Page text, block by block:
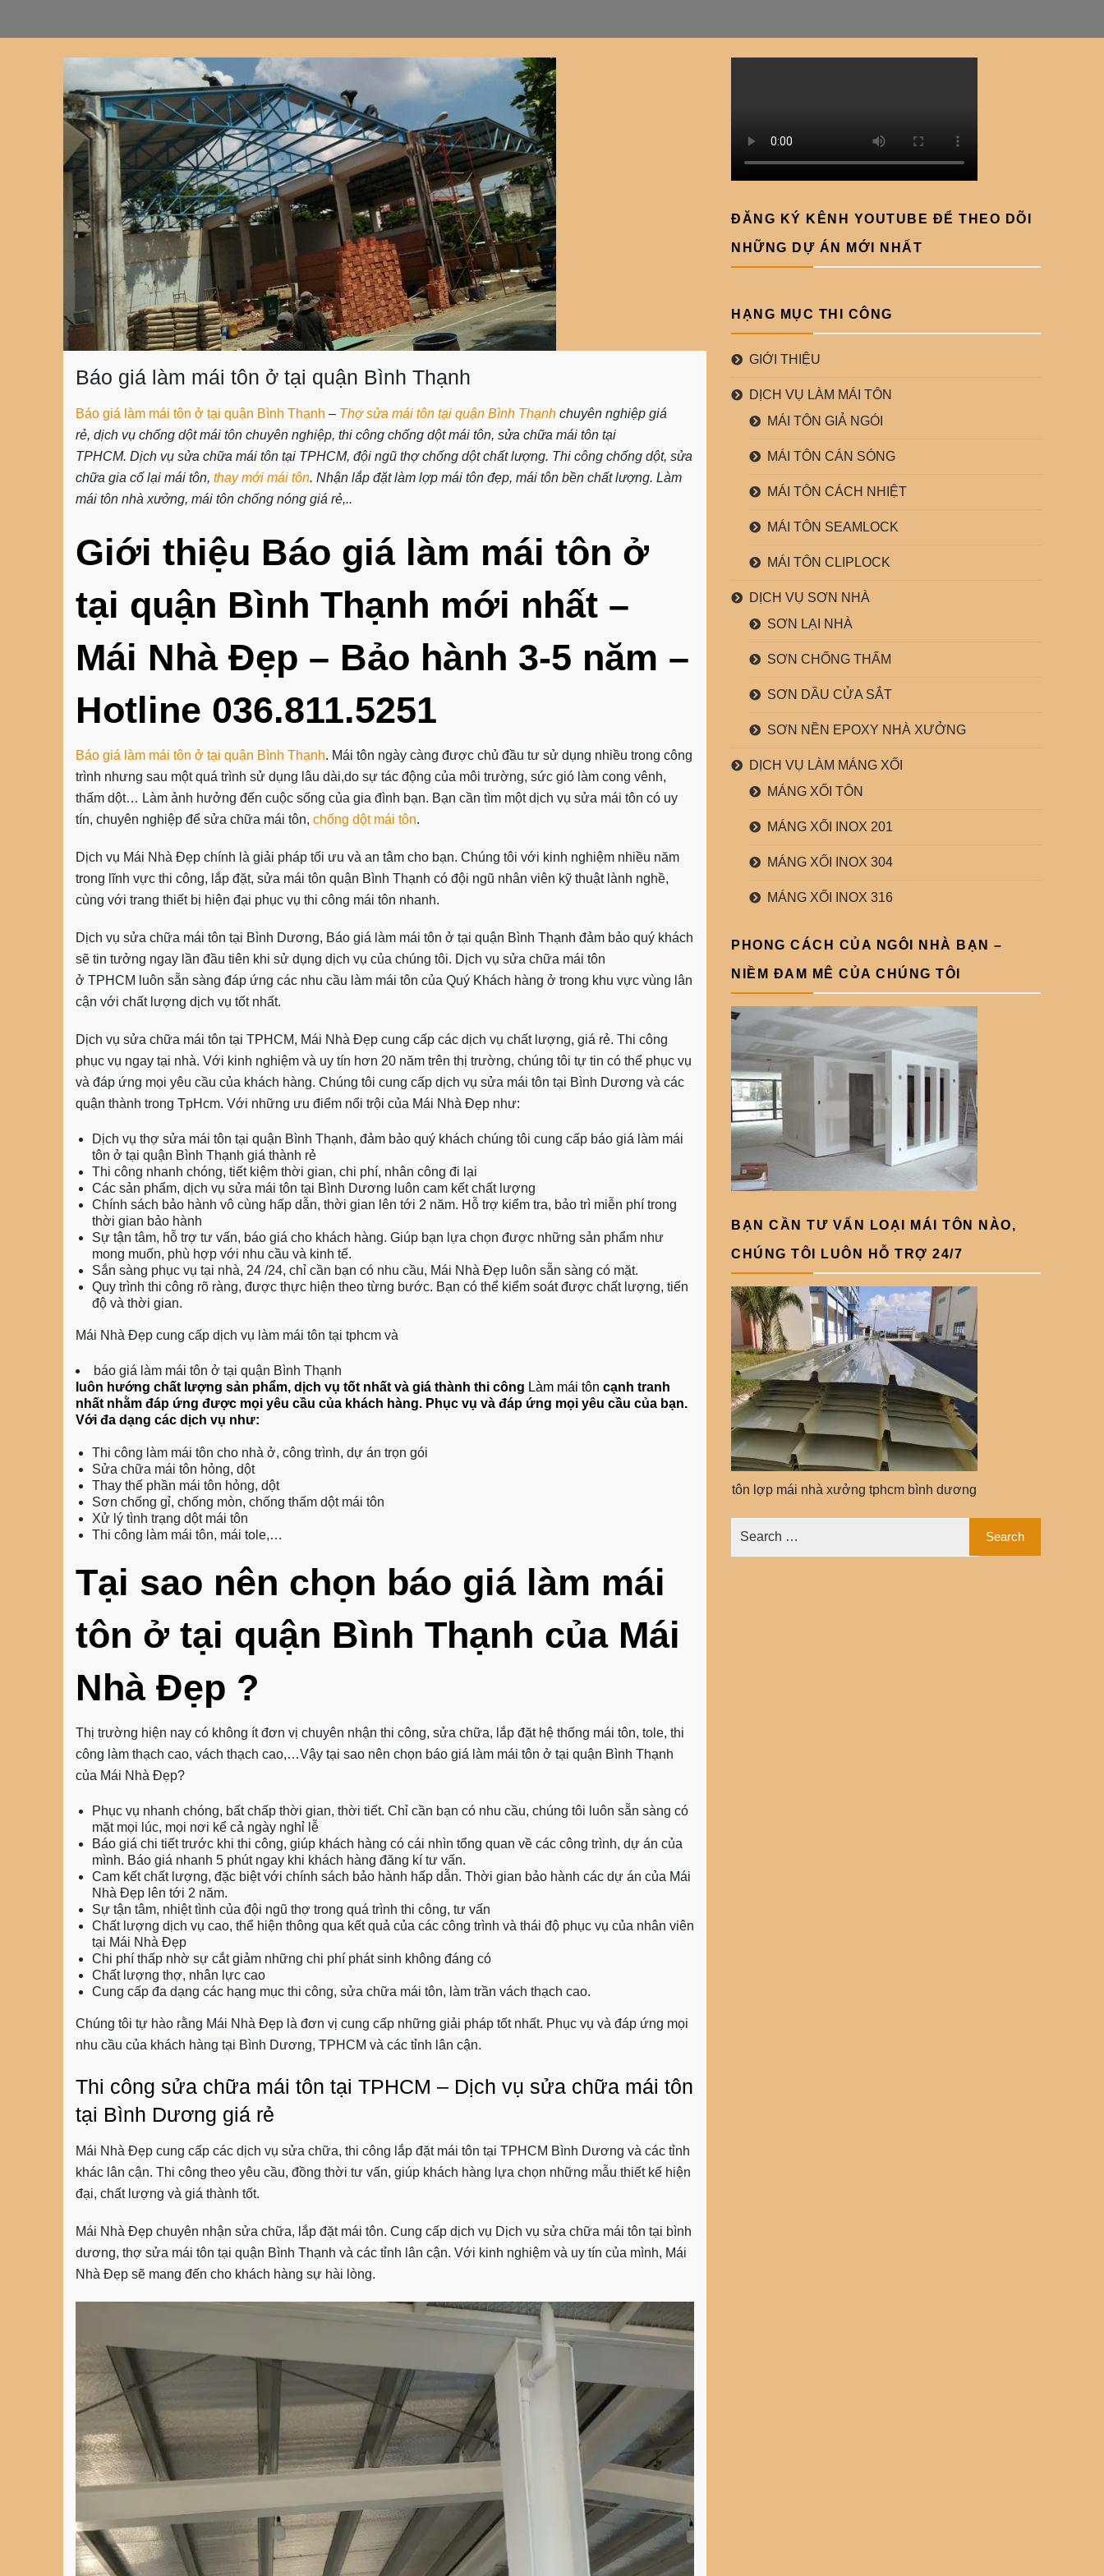
Báo giá làm mái tôn ở tại quận Bình Thạnh
Báo giá làm mái tôn ở tại quận Bình Thạnh – Thợ sửa mái tôn tại quận Bình Thạnh chuyên nghiệp giá
rẻ, dịch vụ chống dột mái tôn chuyên nghiệp, thi công chống dột mái tôn, sửa chữa mái tôn tại
TPHCM. Dịch vụ sửa chữa mái tôn tại TPHCM, đội ngũ thợ chống dột chất lượng. Thi công chống dột, sửa
chữa gia cố lại mái tôn, thay mới mái tôn. Nhận lắp đặt làm lợp mái tôn đẹp, mái tôn bền chất lượng. Làm
mái tôn nhà xưởng, mái tôn chống nóng giá rẻ,..
Giới thiệu Báo giá làm mái tôn ở
tại quận Bình Thạnh mới nhất –
Mái Nhà Đẹp – Bảo hành 3-5 năm –
Hotline 036.811.5251
Báo giá làm mái tôn ở tại quận Bình Thạnh. Mái tôn ngày càng được chủ đầu tư sử dụng nhiều trong công
trình nhưng sau một quá trình sử dụng lâu dài,do sự tác động của môi trường, sức gió làm cong vênh,
thấm dột… Làm ảnh hưởng đến cuộc sống của gia đình bạn. Bạn cần tìm một dịch vụ sửa mái tôn có uy
tín, chuyên nghiệp để sửa chữa mái tôn, chống dột mái tôn.
Dịch vụ Mái Nhà Đẹp chính là giải pháp tối ưu và an tâm cho bạn. Chúng tôi với kinh nghiệm nhiều năm
trong lĩnh vực thi công, lắp đặt, sửa mái tôn quận Bình Thạnh có đội ngũ nhân viên kỹ thuật lành nghề,
cùng với trang thiết bị hiện đại phục vụ thi công mái tôn nhanh.
Dịch vụ sửa chữa mái tôn tại Bình Dương, Báo giá làm mái tôn ở tại quận Bình Thạnh đảm bảo quý khách
sẽ tin tưởng ngay lần đầu tiên khi sử dụng dịch vụ của chúng tôi. Dịch vụ sửa chữa mái tôn
ở TPHCM
luôn sẵn sàng đáp ứng các nhu cầu làm mái tôn của Quý Khách hàng ở trong khu vực vùng lân
cận với chất lượng dịch vụ tốt nhất.
Dịch vụ sửa chữa mái tôn tại TPHCM, Mái Nhà Đẹp cung cấp các dịch vụ chất lượng, giá rẻ. Thi công
phục vụ ngay tại nhà. Với kinh nghiệm và uy tín hơn 20 năm trên thị trường, chúng tôi tự tin có thể phục vụ
và đáp ứng mọi yêu cầu của khách hàng. Chúng tôi cung cấp dịch vụ sửa mái tôn tại Bình Dương và các
quận thành trong TpHcm. Với những ưu điểm nổi trội của Mái Nhà Đẹp như:
Dịch vụ thợ sửa mái tôn tại quận Bình Thạnh, đảm bảo quý khách chúng tôi cung cấp báo giá làm mái
tôn ở tại quận Bình Thạnh giá thành rẻ
Thi công nhanh chóng, tiết kiệm thời gian, chi phí, nhân công đi lại
Các sản phẩm, dịch vụ sửa mái tôn tại Bình Dương luôn cam kết chất lượng
Chính sách bảo hành vô cùng hấp dẫn, thời gian lên tới 2 năm. Hỗ trợ kiểm tra, bảo trì miễn phí trong
thời gian bảo hành
Sự tận tâm, hỗ trợ tư vấn, báo giá cho khách hàng. Giúp bạn lựa chọn được những sản phẩm như
mong muốn, phù hợp với nhu cầu và kinh tế.
Sắn sàng phục vụ tại nhà, 24 /24, chỉ cần bạn có nhu cầu, Mái Nhà Đẹp luôn sẵn sàng có mặt.
Quy trình thi công rõ ràng, được thực hiện theo từng bước. Bạn có thể kiểm soát được chất lượng, tiến
độ và thời gian.
Mái Nhà Đẹp cung cấp dịch vụ làm mái tôn tại tphcm và
báo giá làm mái tôn ở tại quận Bình Thạnh
luôn hướng chất lượng sản phẩm, dịch vụ tốt nhất và giá thành thi công Làm mái tôn cạnh tranh
nhất nhằm đáp ứng được mọi yêu cầu của khách hàng. Phục vụ và đáp ứng mọi yêu cầu của bạn.
Với đa dạng các dịch vụ như:
Thi công làm mái tôn cho nhà ở, công trình, dự án trọn gói
Sửa chữa mái tôn hỏng, dột
Thay thế phần mái tôn hỏng, dột
Sơn chống gỉ, chống mòn, chống thấm dột mái tôn
Xử lý tình trạng dột mái tôn
Thi công làm mái tôn, mái tole,…
Tại sao nên chọn báo giá làm mái
tôn ở tại quận Bình Thạnh của Mái
Nhà Đẹp ?
Thị trường hiện nay có không ít đơn vị chuyên nhận thi công, sửa chữa, lắp đặt hệ thống mái tôn, tole, thi
công làm thạch cao, vách thạch cao,…Vậy tại sao nên chọn báo giá làm mái tôn ở tại quận Bình Thạnh
của Mái Nhà Đẹp?
Phục vụ nhanh chóng, bất chấp thời gian, thời tiết. Chỉ cần bạn có nhu cầu, chúng tôi luôn sẵn sàng có
mặt mọi lúc, mọi nơi kể cả ngày nghỉ lễ
Báo giá chi tiết trước khi thi công, giúp khách hàng có cái nhìn tổng quan về các công trình, dự án của
mình. Báo giá nhanh 5 phút ngay khi khách hàng đăng kí tư vấn.
Cam kết chất lượng, đặc biệt với chính sách bảo hành hấp dẫn. Thời gian bảo hành các dự án của Mái
Nhà Đẹp lên tới 2 năm.
Sự tận tâm, nhiệt tình của đội ngũ thợ trong quá trình thi công, tư vấn
Chất lượng dịch vụ cao, thể hiện thông qua kết quả của các công trình và thái độ phục vụ của nhân viên
tại Mái Nhà Đẹp
Chi phí thấp nhờ sự cắt giảm những chi phí phát sinh không đáng có
Chất lượng thợ, nhân lực cao
Cung cấp đa dạng các hạng mục thi công, sửa chữa mái tôn, làm trần vách thạch cao.
Chúng tôi tự hào rằng Mái Nhà Đẹp là đơn vị cung cấp những giải pháp tốt nhất. Phục vụ và đáp ứng mọi
nhu cầu của khách hàng tại Bình Dương, TPHCM và các tỉnh lân cận.
Thi công sửa chữa mái tôn tại TPHCM – Dịch vụ sửa chữa mái tôn
tại Bình Dương giá rẻ
Mái Nhà Đẹp cung cấp các dịch vụ sửa chữa, thi công lắp đặt mái tôn tại TPHCM Bình Dương và các tỉnh
khác lân cận. Thi công theo yêu cầu, đồng thời tư vấn, giúp khách hàng lựa chọn những mẫu thiết kế hiện
đại, chất lượng và giá thành tốt.
Mái Nhà Đẹp chuyên nhận sửa chữa, lắp đặt mái tôn. Cung cấp dịch vụ Dịch vụ sửa chữa mái tôn tại bình
dương, thợ sửa mái tôn tại quận Bình Thạnh và các tỉnh lân cận. Với kinh nghiệm và uy tín của mình, Mái
Nhà Đẹp sẽ mang đến cho khách hàng sự hài lòng.
ĐĂNG KÝ KÊNH YOUTUBE ĐỂ THEO DÕI
NHỮNG DỰ ÁN MỚI NHẤT
HẠNG MỤC THI CÔNG
GIỚI THIỆU
DỊCH VỤ LÀM MÁI TÔN
MÁI TÔN GIẢ NGÓI
MÁI TÔN CÁN SÓNG
MÁI TÔN CÁCH NHIỆT
MÁI TÔN SEAMLOCK
MÁI TÔN CLIPLOCK
DỊCH VỤ SƠN NHÀ
SƠN LẠI NHÀ
SƠN CHỐNG THẤM
SƠN DẦU CỬA SẮT
SƠN NỀN EPOXY NHÀ XƯỞNG
DỊCH VỤ LÀM MÁNG XỐI
MÁNG XỐI TÔN
MÁNG XỐI INOX 201
MÁNG XỐI INOX 304
MÁNG XỐI INOX 316
PHONG CÁCH CỦA NGÔI NHÀ BẠN –
NIỀM ĐAM MÊ CỦA CHÚNG TÔI
BẠN CẦN TƯ VẤN LOẠI MÁI TÔN NÀO,
CHÚNG TÔI LUÔN HỖ TRỢ 24/7
tôn lợp mái nhà xưởng tphcm bình dương